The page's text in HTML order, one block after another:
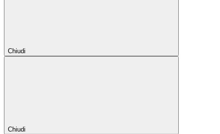
Chiudi
Chiudi